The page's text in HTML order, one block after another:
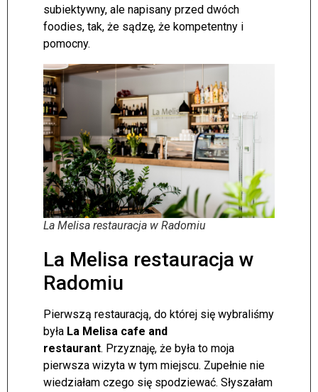
subiektywny, ale napisany przed dwóch
foodies, tak, że sądzę, że kompetentny i
pomocny.
La Melisa restauracja w Radomiu
La Melisa restauracja w
Radomiu
Pierwszą restauracją, do której się wybraliśmy
była La Melisa cafe and
restaurant. Przyznaję, że była to moja
pierwsza wizyta w tym miejscu. Zupełnie nie
wiedziałam czego się spodziewać. Słyszałam